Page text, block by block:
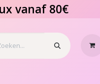
vanaf 80€